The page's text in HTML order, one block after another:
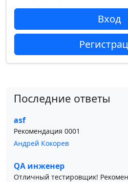
Вход
Последние ответы
asf
Рекомендация 0001
Андрей Кокорев
QA инженер
Отличный тестировщик!